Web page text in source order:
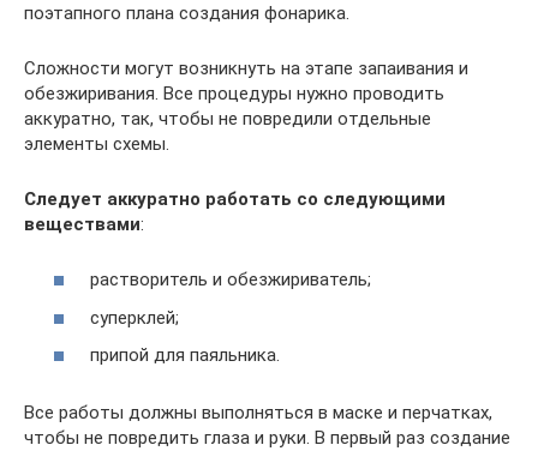
поэтапного плана создания фонарика.
Сложности могут возникнуть на этапе запаивания и
обезжиривания. Все процедуры нужно проводить
аккуратно, так, чтобы не повредили отдельные
элементы схемы.
Следует аккуратно работать со следующими
веществами:
растворитель и обезжириватель;
суперклей;
припой для паяльника.
Все работы должны выполняться в маске и перчатках,
чтобы не повредить глаза и руки. В первый раз создание